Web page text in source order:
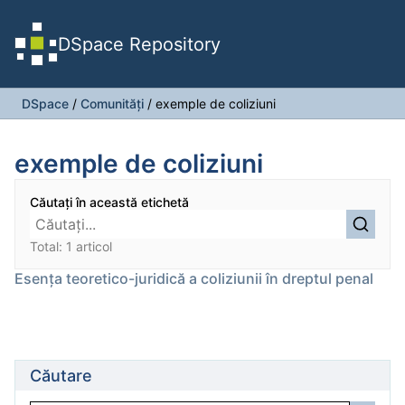
DSpace Repository
DSpace / Comunități / exemple de coliziuni
exemple de coliziuni
Căutați în această etichetă
Total: 1 articol
Esența teoretico-juridică a coliziunii în dreptul penal
Căutare